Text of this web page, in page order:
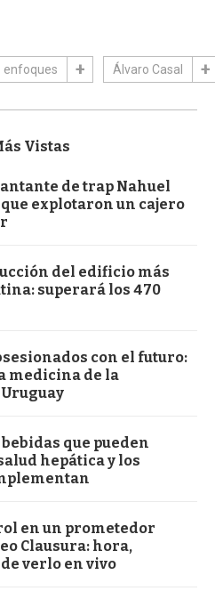
enfoques Álvaro Casal
Vistas
de trap Nahuel
explotaron un cajero
del edificio más
superará los 470
con el futuro:
medicina de la
que pueden
hepática y los
en un prometedor
Clausura: hora,
verlo en vivo